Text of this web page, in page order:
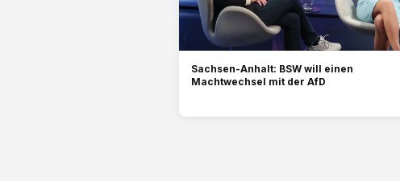
Sachsen-Anhalt: BSW will einen
Machtwechsel mit der AfD